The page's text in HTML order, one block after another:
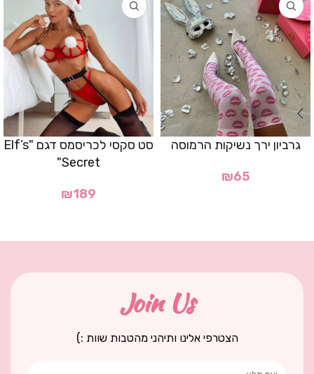
גרביון ירך נשיקות הרמוסה
₪65
סט סקסי לכריסמס דגם "Elf’s
Secret"
₪189
Join Us
הצטרפי אלינו ותיהני מהטבות שוות :)